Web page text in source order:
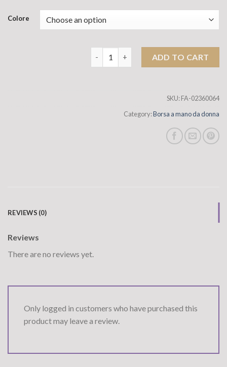
Colore
ADD TO CART
SKU:FA-02360064
Category:Borsa a mano da donna
REVIEWS (0)
Reviews
There are no reviews yet.
Only logged in customers who have purchased this
product may leave a review.